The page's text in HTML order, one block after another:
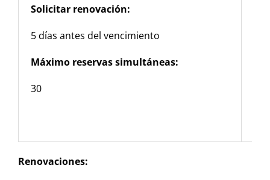
Solicitar renovación:
5 días antes del vencimiento
Máximo reservas simultáneas:
30
Renovaciones: